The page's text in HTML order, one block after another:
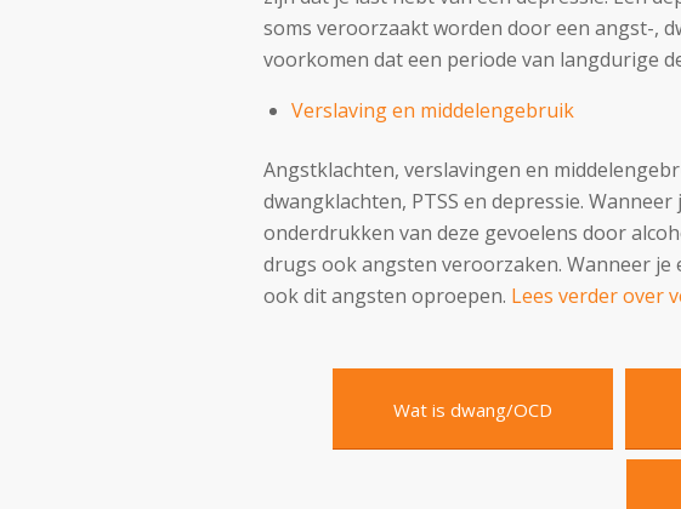
soms veroorzaakt worden door een angst-,
voorkomen dat een periode van langdurige
Verslaving en middelengebruik
Angstklachten, verslavingen en
dwangklachten, PTSS en depressie.
onderdrukken van deze gevoelens door
drugs ook angsten veroorzaken. Wanneer
ook dit angsten oproepen. Lees verder over
Wat is dwang/OCD